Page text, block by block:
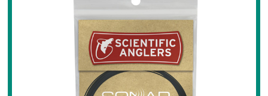
ランディングネット
ランディングネット